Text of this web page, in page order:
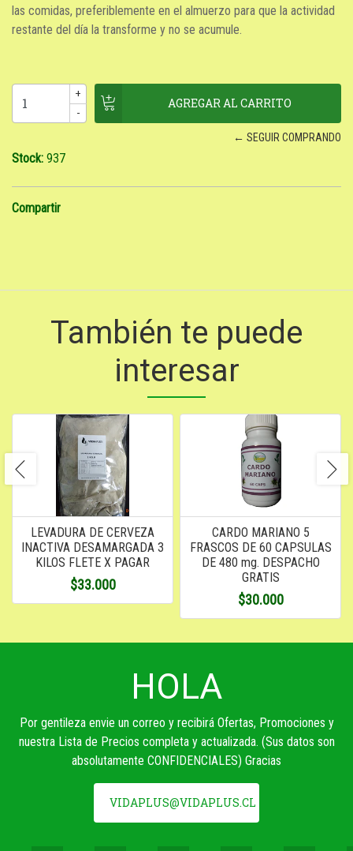
las comidas, preferiblemente en el almuerzo para que la actividad
restante del día la transforme y no se acumule.
+
-
← SEGUIR COMPRANDO
Stock: 937
Compartir
También te puede
interesar
LEVADURA DE CERVEZA
INACTIVA DESAMARGADA 3
KILOS FLETE X PAGAR
$33.000
CARDO MARIANO 5
FRASCOS DE 60 CAPSULAS
DE 480 mg. DESPACHO
GRATIS
$30.000
HOLA
Por gentileza envie un correo y recibirá Ofertas, Promociones y
nuestra Lista de Precios completa y actualizada. (Sus datos son
absolutamente CONFIDENCIALES) Gracias
VIDAPLUS@VIDAPLUS.CL